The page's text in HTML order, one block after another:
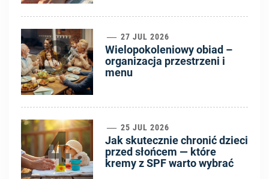
3 27 JUL 2026
Wielopokoleniowy obiad –
organizacja przestrzeni i
menu
4 25 JUL 2026
Jak skutecznie chronić dzieci
przed słońcem — które
kremy z SPF warto wybrać